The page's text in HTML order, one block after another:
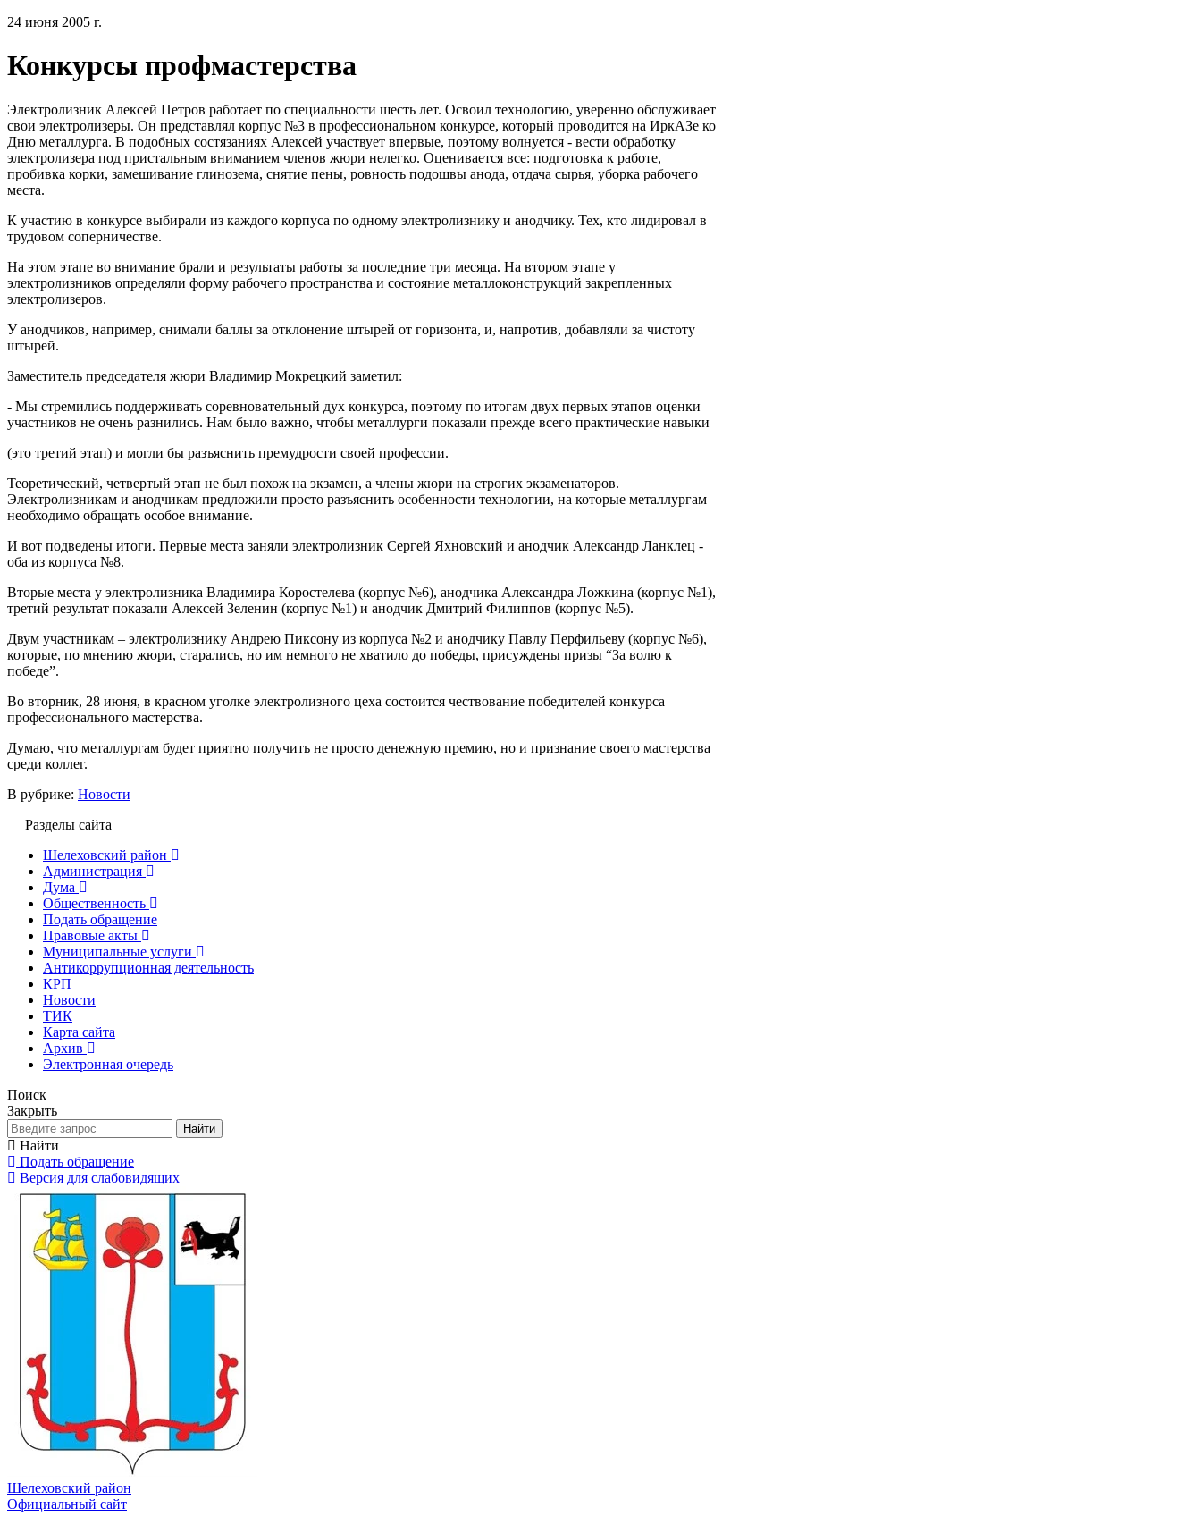
24 июня 2005 г.
Конкурсы профмастерства
Электролизник Алексей Петров работает по специальности шесть лет. Освоил технологию, уверенно обслуживает
свои электролизеры. Он представлял корпус №3 в профессиональном конкурсе, который проводится на ИркАЗе ко
Дню металлурга. В подобных состязаниях Алексей участвует впервые, поэтому волнуется - вести обработку
электролизера под пристальным вниманием членов жюри нелегко. Оценивается все: подготовка к работе,
пробивка корки, замешивание глинозема, снятие пены, ровность подошвы анода, отдача сырья, уборка рабочего
места.
К участию в конкурсе выбирали из каждого корпуса по одному электролизнику и анодчику. Тех, кто лидировал в
трудовом соперничестве.
На этом этапе во внимание брали и результаты работы за последние три месяца. На втором этапе у
электролизников определяли форму рабочего пространства и состояние металлоконструкций закрепленных
электролизеров.
У анодчиков, например, снимали баллы за отклонение штырей от горизонта, и, напротив, добавляли за чистоту
штырей.
Заместитель предcедателя жюри Владимир Мокрецкий заметил:
- Мы стремились поддерживать соревновательный дух конкурса, поэтому по итогам двух первых этапов оценки
участников не очень разнились. Нам было важно, чтобы металлурги показали прежде всего практические навыки
(это третий этап) и могли бы разъяснить премудрости своей профессии.
Теоретический, четвертый этап не был похож на экзамен, а члены жюри на строгих экзаменаторов.
Электролизникам и анодчикам предложили просто разъяснить особенности технологии, на которые металлургам
необходимо обращать особое внимание.
И вот подведены итоги. Первые места заняли электролизник Сергей Яхновский и анодчик Александр Ланклец -
оба из корпуса №8.
Вторые места у электролизника Владимира Коростелева (корпус №6), анодчика Александра Ложкина (корпус №1),
третий результат показали Алексей Зеленин (корпус №1) и анодчик Дмитрий Филиппов (корпус №5).
Двум участникам – электролизнику Андрею Пиксону из корпуса №2 и анодчику Павлу Перфильеву (корпус №6),
которые, по мнению жюри, старались, но им немного не хватило до победы, присуждены призы “За волю к
победе”.
Во вторник, 28 июня, в красном уголке электролизного цеха состоится чествование победителей конкурса
профессионального мастерства.
Думаю, что металлургам будет приятно получить не просто денежную премию, но и признание своего мастерства
среди коллег.
В рубрике: Новости
Разделы сайта
Шелеховский район
Администрация
Дума
Общественность
Подать обращение
Правовые акты
Муниципальные услуги
Антикоррупционная деятельность
КРП
Новости
ТИК
Карта сайта
Архив
Электронная очередь
Поиск
Закрыть
Найти
Найти
Подать обращение
Версия для слабовидящих
Шелеховский район
Официальный сайт